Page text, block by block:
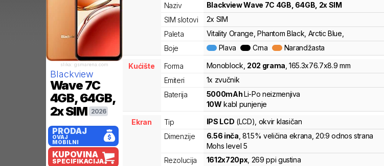
slika: gsmarena.com
Blackview
Wave 7C
4GB, 64GB,
2x SIM 2026
PRODAJ
OVAJ
MOBILNI
KUPOVINA
SPECIFIKACIJA
Naziv
BlackviewWave 7C 4GB, 64GB, 2x SIM
SIM slotovi
2x SIM
Paleta
Vitality Orange, Phantom Black, Arctic Blue,
Boje
Plava Crna Narandžasta
Kućište Forma Monoblock 202 grama ,165.3x76.7x8.9 mm
Emiteri
1x zvučnik
Baterija
5000mAhLi-Po neizmenjiva
10W kabl punjenje
Ekran Tip IPS LCD (LCD) , okvir klasičan
Dimenzije
6.56 inča , 81.5% veličina ekrana , 20:9 odnos strana
Mohs level 5
Rezolucija
1612x720px, 269 ppi gustina